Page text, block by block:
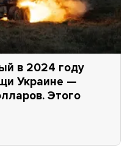
в 2024 году
Украине —
Этого